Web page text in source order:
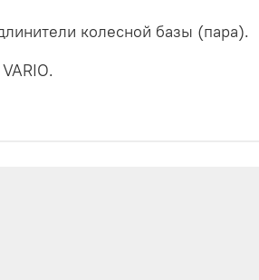
колесной базы (пара).